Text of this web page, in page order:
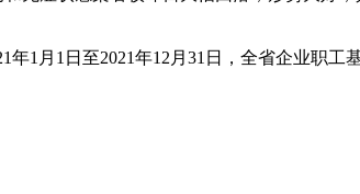
1月1日至2021年12月31日，全省企业职